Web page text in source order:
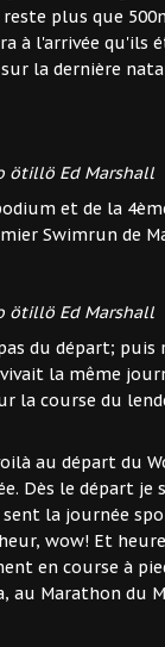
plus que
à l'arrivée qu'ils
la dernière
ötillö Ed Marshall
et de la
Swimrun de
ötillö Ed Marshall
du départ;
la même
la course du
au départ du
Dès le départ je
la journée
wow! Et
en course à
au Marathon du